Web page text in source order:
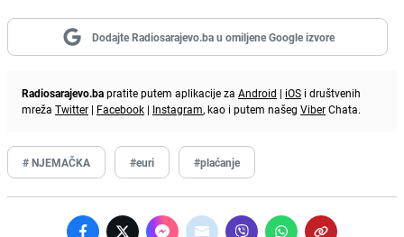
Dodajte Radiosarajevo.ba u omiljene Google izvore
Radiosarajevo.bapratite putem aplikacije za Android | iOS i društvenih
mreža Twitter | Facebook | Instagram, kao i putem našeg ViberChata.
# NJEMAČKA #euri #plaćanje